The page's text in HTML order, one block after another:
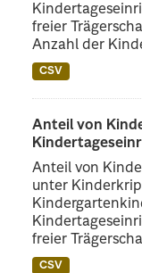
freier
Anzahl der
CSV
Anteil von
Anteil von
unter
freier
CSV